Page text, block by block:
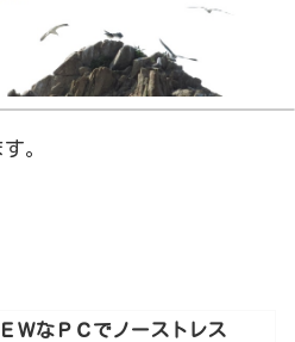
。
ＥＷなＰＣでノーストレス